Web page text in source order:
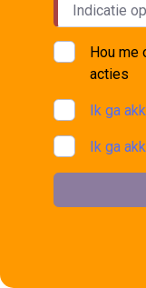
Hou me
acties
Ik ga
Ik ga